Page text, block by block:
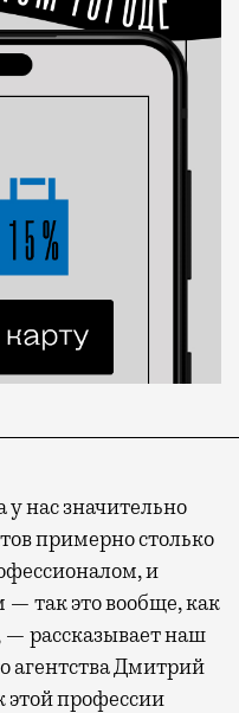
нас значительно
примерно столько
и
так это вообще, как
— рассказывает наш
агентства Дмитрий
этой профессии